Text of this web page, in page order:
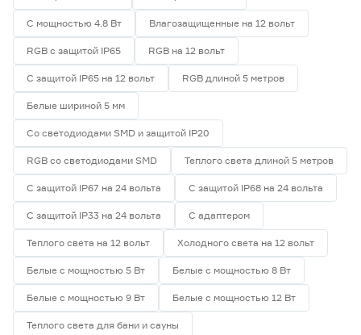
С мощностью 4.8 Вт Влагозащищенные на 12 вольт
RGB с защитой IP65 RGB на 12 вольт
С защитой IP65 на 12 вольт RGB длиной 5 метров
Белые шириной 5 мм
Со светодиодами SMD и защитой IP20
RGB со светодиодами SMD Теплого света длиной 5 метров
С защитой IP67 на 24 вольта С защитой IP68 на 24 вольта
С защитой IP33 на 24 вольта С адаптером
Теплого света на 12 вольт Холодного света на 12 вольт
Белые с мощностью 5 Вт Белые с мощностью 8 Вт
Белые с мощностью 9 Вт Белые с мощностью 12 Вт
Теплого света для бани и сауны